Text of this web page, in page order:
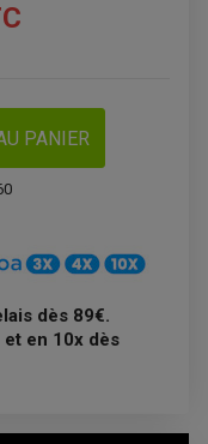
PANIER
dès 89€.
et en 10x dès